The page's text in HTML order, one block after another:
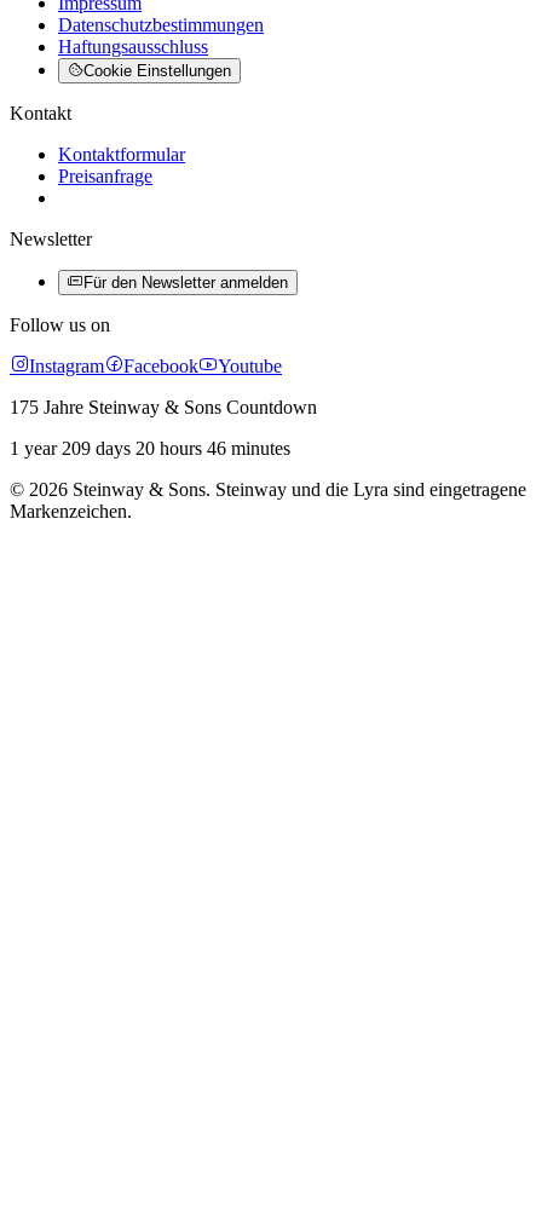
Datenschutzbestimmungen
Haftungsausschluss
Cookie Einstellungen
Kontakt
Kontaktformular
Preisanfrage
Newsletter
Für den Newsletter anmelden
Follow us on
Instagram
Facebook
Youtube
175 Jahre Steinway & Sons Countdown
1 year 209 days 20 hours 46 minutes
© 2026 Steinway & Sons. Steinway und die Lyra sind eingetragene
Markenzeichen.